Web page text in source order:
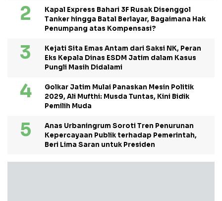
Kapal Express Bahari 3F Rusak Disenggol
Tanker hingga Batal Berlayar, Bagaimana Hak
Penumpang atas Kompensasi?
Kejati Sita Emas Antam dari Saksi NK, Peran
Eks Kepala Dinas ESDM Jatim dalam Kasus
Pungli Masih Didalami
Golkar Jatim Mulai Panaskan Mesin Politik
2029, Ali Mufthi: Musda Tuntas, Kini Bidik
Pemilih Muda
Anas Urbaningrum Soroti Tren Penurunan
Kepercayaan Publik terhadap Pemerintah,
Beri Lima Saran untuk Presiden